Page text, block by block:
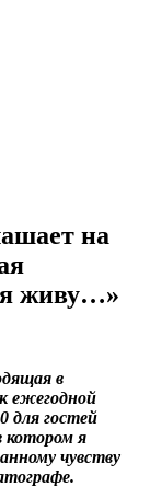
на
я живу…»
в
ежегодной
для гостей
котором я
чувству